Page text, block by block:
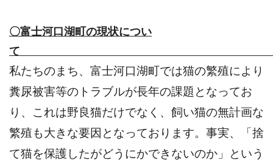
〇富士河口湖町の現状につい
私たちのまち、富士河口湖町では猫の繁殖により
糞尿被害等のトラブルが長年の課題となってお
り、これは野良猫だけでなく、飼い猫の無計画な
繁殖も大きな要因となっております。事実、「捨
て猫を保護したがどうにかできないのか」という